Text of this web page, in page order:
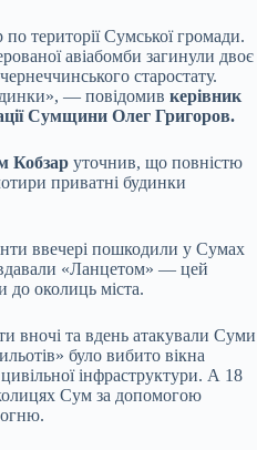
території Сумської громади.
авіабомби загинули двоє
старостату.
— повідомив керівник
Сумщини Олег Григоров.
Кобзар уточнив, що повністю
приватні будинки
ввечері пошкодили у Сумах
«Ланцетом» — цей
до околиць міста.
вночі та вдень атакували Суми
було вибито вікна
інфраструктури. А 18
Сум за допомогою